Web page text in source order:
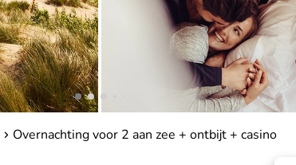
Overnachting voor 2 aan zee + ontbijt + casino